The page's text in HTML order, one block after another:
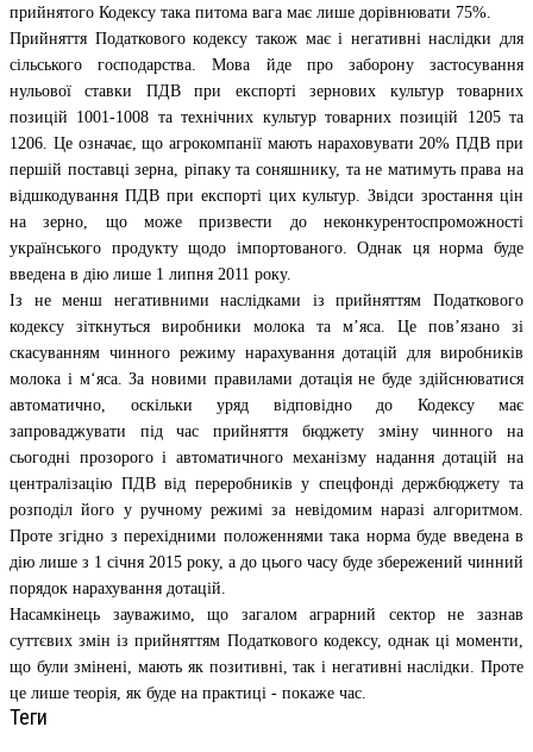
прийнятого Кодексу така питома вага має лише дорівнювати 75%.
Прийняття Податкового кодексу також має і негативні наслідки для
сільського господарства. Мова йде про заборону застосування
нульової ставки ПДВ при експорті зернових культур товарних
позицій 1001-1008 та технічних культур товарних позицій 1205 та
1206. Це означає, що агрокомпанії мають нараховувати 20% ПДВ при
першій поставці зерна, ріпаку та соняшнику, та не матимуть права на
відшкодування ПДВ при експорті цих культур. Звідси зростання цін
на зерно, що може призвести до неконкурентоспроможності
українського продукту щодо імпортованого. Однак ця норма буде
введена в дію лише 1 липня 2011 року.
Із не менш негативними наслідками із прийняттям Податкового
кодексу зіткнуться виробники молока та м’яса. Це пов’язано зі
скасуванням чинного режиму нарахування дотацій для виробників
молока і м‘яса. За новими правилами дотація не буде здійснюватися
автоматично, оскільки уряд відповідно до Кодексу має
запроваджувати під час прийняття бюджету зміну чинного на
сьогодні прозорого і автоматичного механізму надання дотацій на
централізацію ПДВ від переробників у спецфонді держбюджету та
розподіл його у ручному режимі за невідомим наразі алгоритмом.
Проте згідно з перехідними положеннями така норма буде введена в
дію лише з 1 січня 2015 року, а до цього часу буде збережений чинний
порядок нарахування дотацій.
Насамкінець зауважимо, що загалом аграрний сектор не зазнав
суттєвих змін із прийняттям Податкового кодексу, однак ці моменти,
що були змінені, мають як позитивні, так і негативні наслідки. Проте
це лише теорія, як буде на практиці - покаже час.
Теги